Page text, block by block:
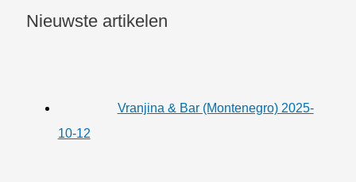
Nieuwste artikelen
Vranjina & Bar (Montenegro) 2025-
10-12